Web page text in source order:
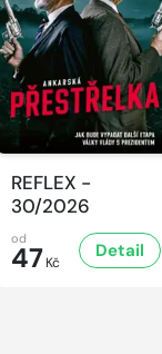
REFLEX -
30/2026
od
47 Kč
Detail